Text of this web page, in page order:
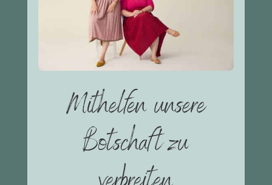
Mithelfen unsere
Botschaft zu